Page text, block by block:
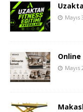
Mayıs
Mayıs